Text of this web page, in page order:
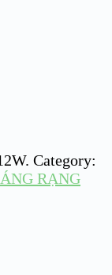
. Category:
RẠNG